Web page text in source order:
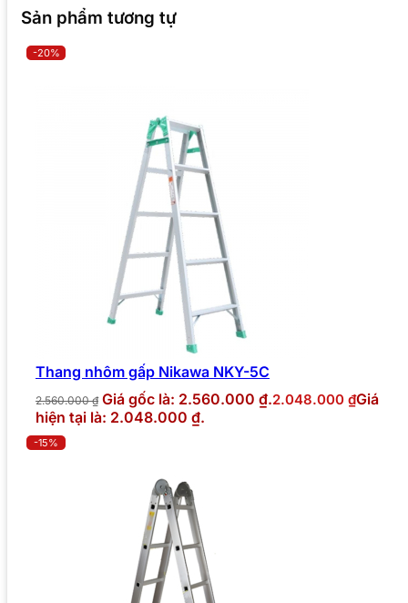
Sản phẩm tương tự
-20%
Thang nhôm gấp Nikawa NKY-5C
2.560.000₫ Giá gốc là: 2.560.000 ₫.2.048.000 ₫Giá
hiện tại là: 2.048.000 ₫.
-15%